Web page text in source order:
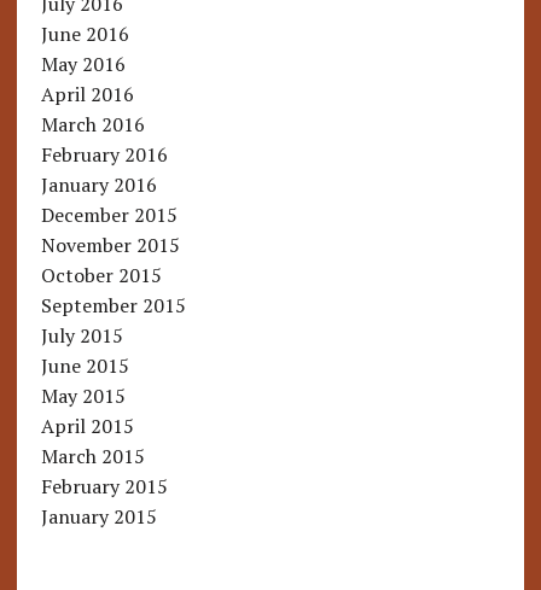
June 2016
May 2016
April 2016
March 2016
February 2016
January 2016
December 2015
November 2015
October 2015
September 2015
July 2015
June 2015
May 2015
April 2015
March 2015
February 2015
January 2015